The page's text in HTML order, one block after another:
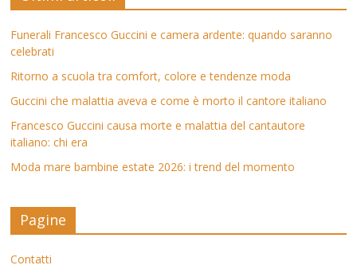
Funerali Francesco Guccini e camera ardente: quando saranno
celebrati
Ritorno a scuola tra comfort, colore e tendenze moda
Guccini che malattia aveva e come è morto il cantore italiano
Francesco Guccini causa morte e malattia del cantautore
italiano: chi era
Moda mare bambine estate 2026: i trend del momento
Pagine
Contatti